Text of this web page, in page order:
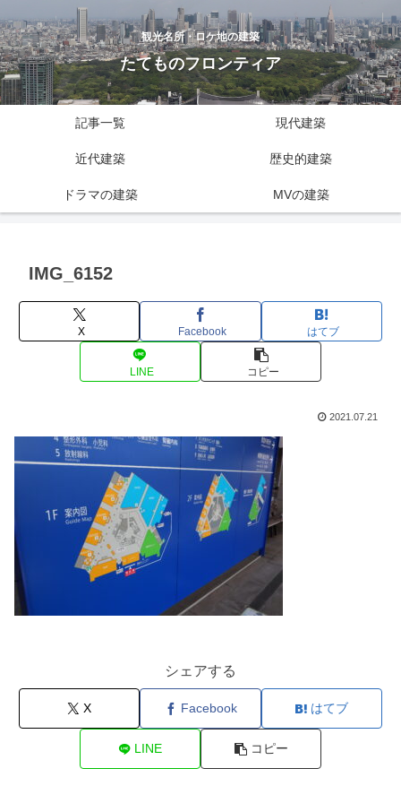
観光名所・ロケ地の建築
たてものフロンティア
記事一覧 現代建築
近代建築 歴史的建築
ドラマの建築 MVの建築
IMG_6152
X Facebook はてブ
LINE コピー
2021.07.21
シェアする
X Facebook はてブ
LINE コピー